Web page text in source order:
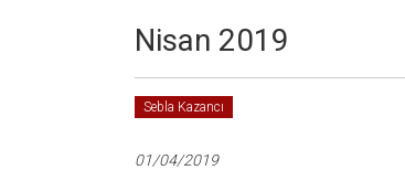
Nisan 2019
Sebla Kazancı
01/04/2019